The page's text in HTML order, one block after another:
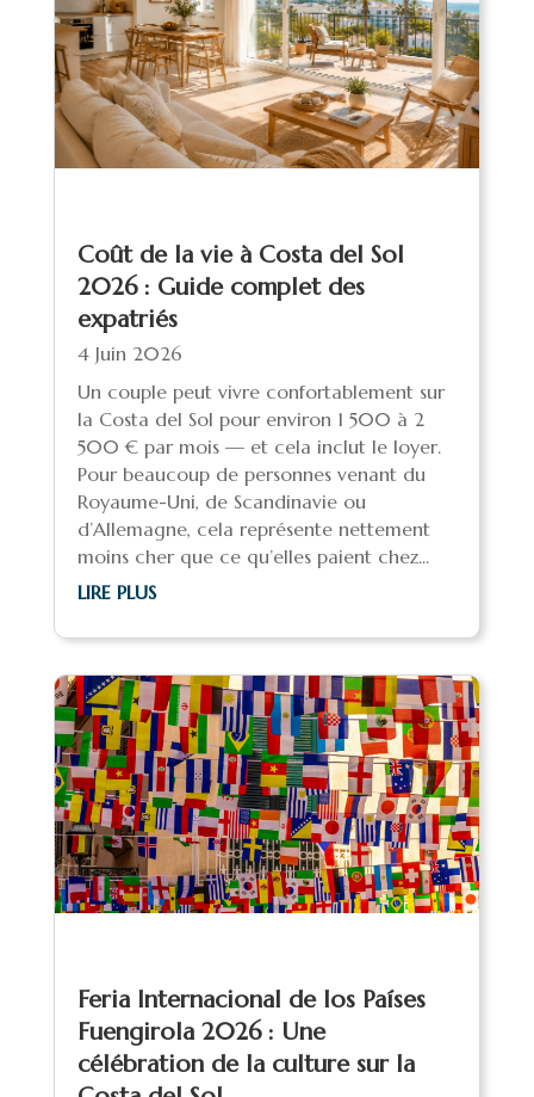
Coût de la vie à Costa del Sol
2026 : Guide complet des
expatriés
4 Juin 2026
Un couple peut vivre confortablement sur
la Costa del Sol pour environ 1 500 à 2
500 € par mois — et cela inclut le loyer.
Pour beaucoup de personnes venant du
Royaume-Uni, de Scandinavie ou
d’Allemagne, cela représente nettement
moins cher que ce qu’elles paient chez...
LIRE PLUS
Feria Internacional de los Países
Fuengirola 2026 : Une
célébration de la culture sur la